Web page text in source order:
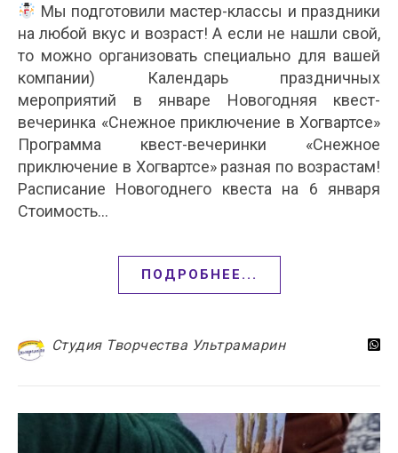
Мы подготовили мастер-классы и праздники
на любой вкус и возраст! А если не нашли свой,
то можно организовать специально для вашей
компании) Календарь праздничных
мероприятий в январе Новогодняя квест-
вечеринка «Снежное приключение в Хогвартсе»
Программа квест-вечеринки «Снежное
приключение в Хогвартсе» разная по возрастам!
Расписание Новогоднего квеста на 6 января
Стоимость…
ПОДРОБНЕЕ...
Студия Творчества Ультрамарин